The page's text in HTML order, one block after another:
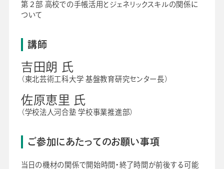
第２部 高校での手帳活用とジェネリックスキルの関係に
ついて
講師
吉田朗 氏
（東北芸術工科大学 基盤教育研究センター長）
佐原恵里 氏
（学校法人河合塾 学校事業推進部）
ご参加にあたってのお願い事項
当日の機材の関係で開始時間・終了時間が前後する可能